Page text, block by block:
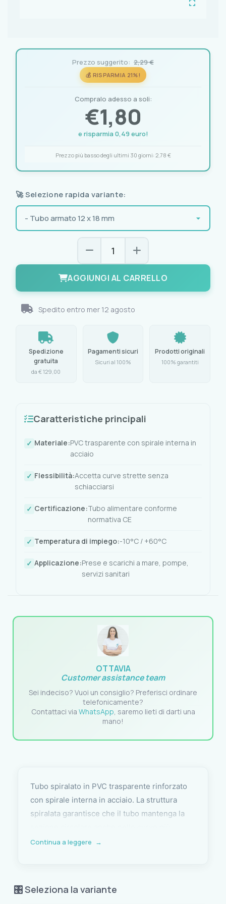
Prezzo suggerito: 2,29 €
💰 RISPARMIA 21%!
Compralo adesso a soli:
€1,80
e risparmia 0,49 euro!
Prezzo più basso degli ultimi 30 giorni: 2,78 €
🚀 Selezione rapida variante:
AGGIUNGI AL CARRELLO
Spedito entro mer 12 agosto
Spedizione
gratuita
da € 129,00
Pagamenti sicuri
Sicuri al 100%
Prodotti originali
100% garantiti
Caratteristiche principali
Materiale:PVC trasparente con spirale interna in
acciaio
Flessibilità:Accetta curve strette senza
schiacciarsi
Certificazione:Tubo alimentare conforme
normativa CE
Temperatura di impiego:-10°C / +60°C
Applicazione:Prese e scarichi a mare, pompe,
servizi sanitari
OTTAVIA
Customer assistance team
Sei indeciso? Vuoi un consiglio? Preferisci ordinare
telefonicamente?
Contattaci via WhatsApp, saremo lieti di darti una
mano!
Tubo spiralato in PVC trasparente rinforzato
con spirale interna in acciaio. La struttura
spiralata garantisce che il tubo mantenga la
strette, fino a un raggio pari al diametro
passaggio dei fluidi.
Continua a leggere →
🎛️ Seleziona la variante